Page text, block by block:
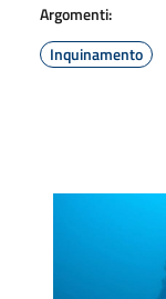
Argomenti:
Inquinamento